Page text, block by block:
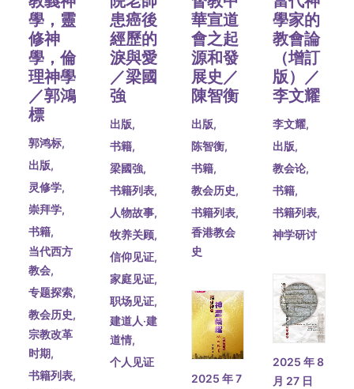
學，靈
修神
學，倫
理神學
／郭鴻
標
郭鸿标,
出版,
灵修学,
崇拜学,
书籍,
当代西方
教会,
专题探索,
教会历史,
宗教改革
时期,
书籍列表,
患癌後
經歷的
淚與愛
／梁國
強
出版,
书籍,
梁國強,
书籍列表,
人物故事,
牧养关顾,
信仰见证,
家庭见证,
职场见证,
建道人‧建
道情,
个人见证
華宣道
會之起
源和發
展史／
陳智衡
出版,
陈智衡,
书籍,
教会历史,
书籍列表,
香港教会
史
學家的
教會論
（增訂
版）／
李文耀
李文耀,
出版,
教会论,
书籍,
书籍列表,
神学研讨
2025 年 8
月 27 日
2025 年 7